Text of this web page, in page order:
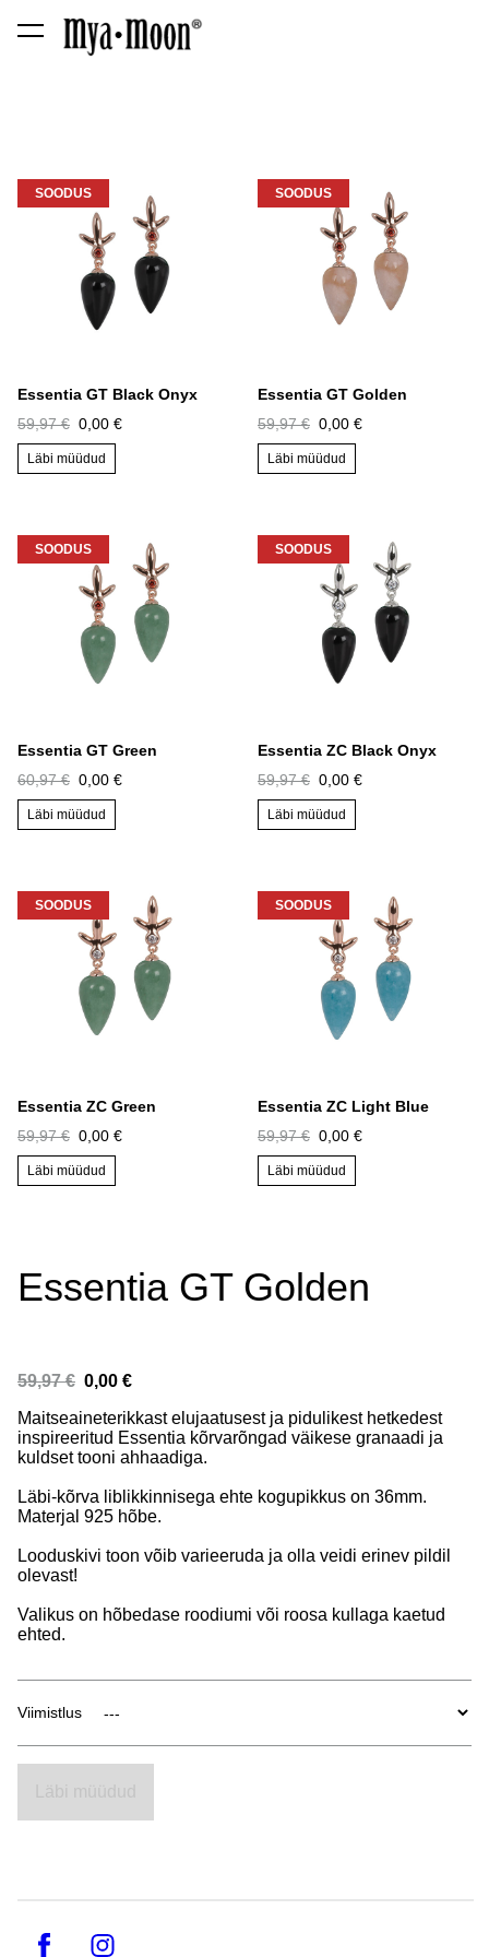
lisati ostukorvi.
SOODUS
Essentia GT Black Onyx
59,97 € 0,00 €
Läbi müüdud
SOODUS
Essentia GT Golden
59,97 € 0,00 €
Läbi müüdud
SOODUS
Essentia GT Green
60,97 € 0,00 €
Läbi müüdud
SOODUS
Essentia ZC Black Onyx
59,97 € 0,00 €
Läbi müüdud
SOODUS
Essentia ZC Green
59,97 € 0,00 €
Läbi müüdud
SOODUS
Essentia ZC Light Blue
59,97 € 0,00 €
Läbi müüdud
Essentia GT Golden
59,97 € 0,00 €
Maitseaineterikkast elujaatusest ja pidulikest hetkedest
inspireeritud Essentia kõrvarõngad väikese granaadi ja
kuldset tooni ahhaadiga.
Läbi-kõrva liblikkinnisega ehte kogupikkus on 36mm.
Materjal 925 hõbe.
Looduskivi toon võib varieeruda ja olla veidi erinev pildil
olevast!
Valikus on hõbedase roodiumi või roosa kullaga kaetud
ehted.
Viimistlus